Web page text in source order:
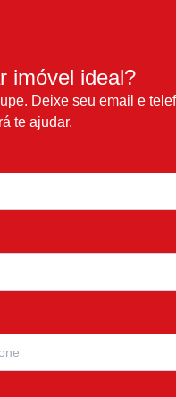
imóvel ideal?
Deixe seu email e
te ajudar.